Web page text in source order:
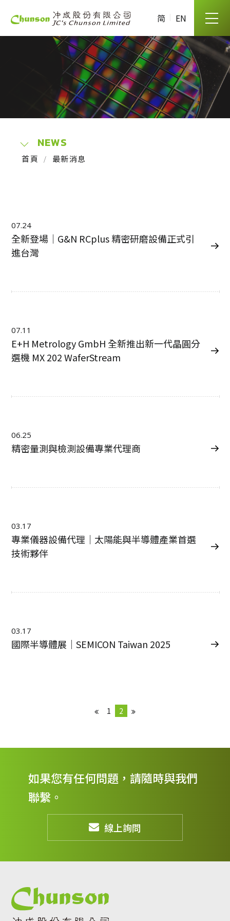
简 EN
NEWS
首頁 最新消息
07.24
全新登場｜G&N RCplus 精密研磨設備正式引
進台灣
07.11
E+H Metrology GmbH 全新推出新一代晶圓分
選機 MX 202 WaferStream
06.25
精密量測與檢測設備專業代理商
03.17
專業儀器設備代理｜太陽能與半導體產業首選
技術夥伴
03.17
國際半導體展｜SEMICON Taiwan 2025
1 2
如果您有任何問題，請隨時與我們
聯繫。
線上詢問